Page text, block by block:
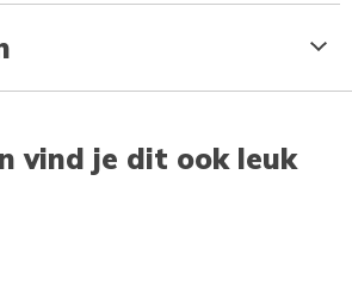
vind je dit ook leuk